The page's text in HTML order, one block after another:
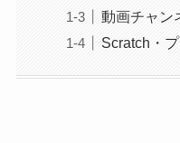
動画チャン
Scratch・